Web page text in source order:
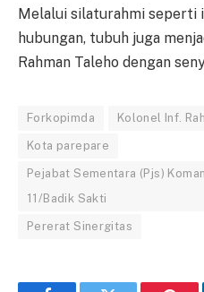
Melalui silaturahmi seperti
hubungan, tubuh juga
Rahman Taleho dengan
Forkopimda Kolonel Inf.
Kota parepare
Pejabat Sementara (Pjs)
11/Badik Sakti
Pererat Sinergitas